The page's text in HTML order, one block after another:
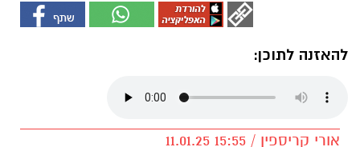
להאזנה לתוכן:
אורי קריספין / 15:55 11.01.25